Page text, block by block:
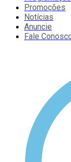
Promoções
Notícias
Anuncie
Fale